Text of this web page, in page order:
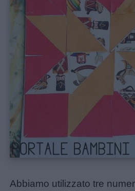
Abbiamo utilizzato tre